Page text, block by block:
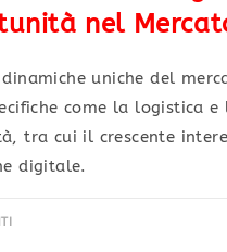
nel
uniche del
come la logistica e
tra cui il crescente
digitale.